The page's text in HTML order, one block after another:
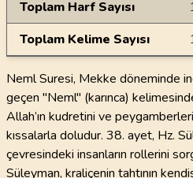
Toplam Harf Sayısı
Toplam Kelime Sayısı
Neml Suresi, Mekke döneminde
geçen "Neml" (karınca)
Allah’ın kudretini ve
kıssalarla doludur. 38. ayet, Hz.
çevresindeki insanların rollerini
Süleyman, kraliçenin tahtının